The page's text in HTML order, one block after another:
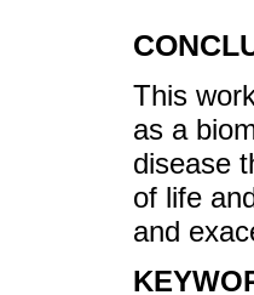
This
as a
disease
of life
and